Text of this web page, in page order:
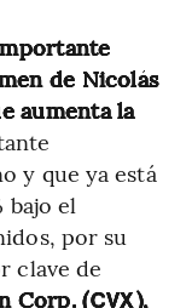
de Nicolás
aumenta la
y que ya está
bajo el
por su
clave de
Corp. (CVX),